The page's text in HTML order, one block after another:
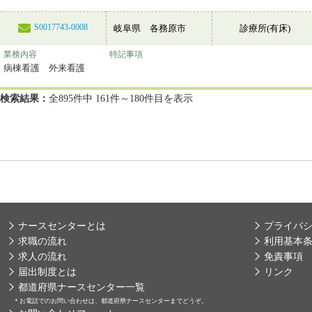
S0017743-0008 岐阜県 各務原市 診療所(有床)
業務内容
病棟看護 外来看護
特記事項
検索結果： 全895件中 161件～180件目を表示
ナースセンターとは
求職の流れ
求人の流れ
届出制度とは
都道府県ナースセンター一覧
＊ お電話でのお問い合わせは、都道府県ナースセンターまでどうぞ。
プライバ
利用基本
免責事項
リンク